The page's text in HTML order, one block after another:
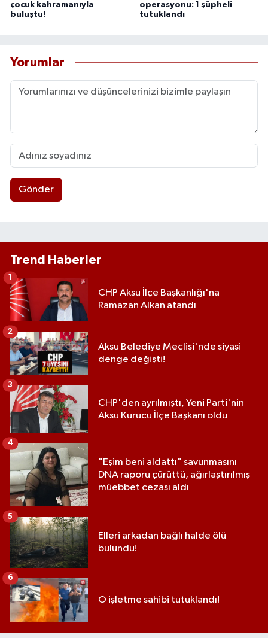
çocuk kahramanıyla
buluştu!
operasyonu: 1 şüpheli
tutuklandı
Yorumlar
Gönder
Trend Haberler
CHP Aksu İlçe Başkanlığı'na
Ramazan Alkan atandı
1
Aksu Belediye Meclisi'nde siyasi
denge değişti!
2
CHP'den ayrılmıştı, Yeni Parti'nin
Aksu Kurucu İlçe Başkanı oldu
3
"Eşim beni aldattı" savunmasını
DNA raporu çürüttü, ağırlaştırılmış
müebbet cezası aldı
4
Elleri arkadan bağlı halde ölü
bulundu!
5
O işletme sahibi tutuklandı!
6